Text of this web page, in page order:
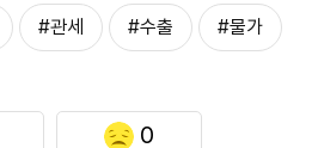
#관세 #수출 #물가
0